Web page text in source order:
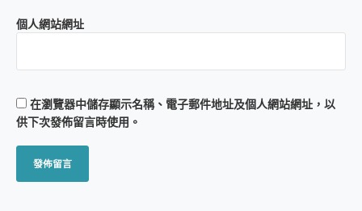
個人網站網址
在瀏覽器中儲存顯示名稱、電子郵件地址及個人網站網址，以
供下次發佈留言時使用。